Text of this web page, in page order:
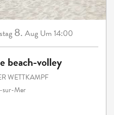
8. Aug Um 14:00
beach-volley
WETTKAMPF
sur-Mer